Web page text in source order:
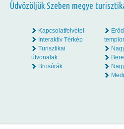
Üdvözöljük Szeben megye
Kapcsolatfelvétel
Interaktív Térkép
Turisztikai
útvonalak
Brosúrák